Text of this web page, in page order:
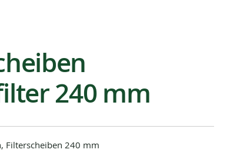
240 mm
Filterscheiben 240 mm